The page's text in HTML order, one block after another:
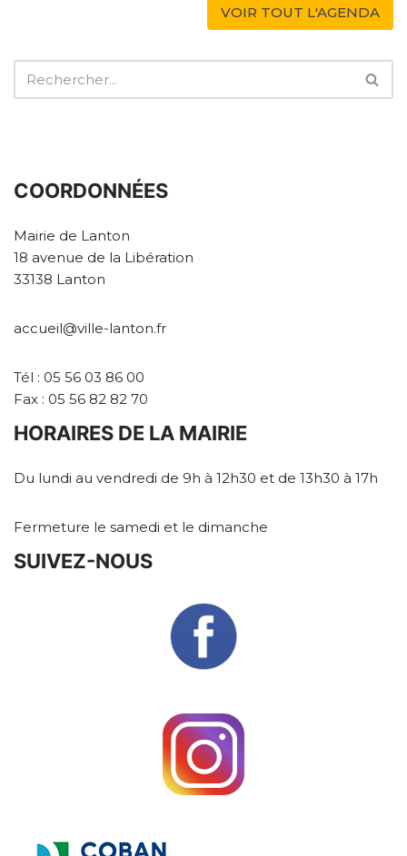
VOIR TOUT L'AGENDA
COORDONNÉES
Mairie de Lanton
18 avenue de la Libération
33138 Lanton
accueil@ville-lanton.fr
Tél : 05 56 03 86 00
Fax : 05 56 82 82 70
HORAIRES DE LA MAIRIE
Du lundi au vendredi de 9h à 12h30 et de 13h30 à 17h
Fermeture le samedi et le dimanche
SUIVEZ-NOUS